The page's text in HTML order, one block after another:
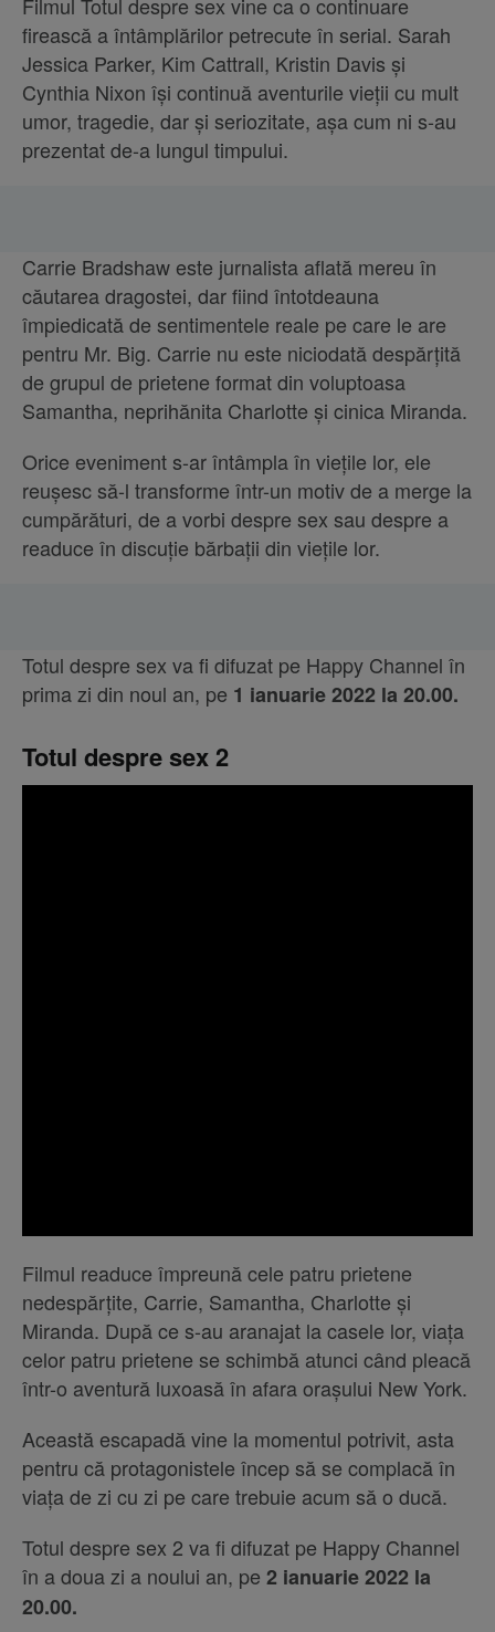
firească a întâmplărilor petrecute în serial. Sarah
Jessica Parker, Kim Cattrall, Kristin Davis și
Cynthia Nixon își continuă aventurile vieții cu mult
umor, tragedie, dar și seriozitate, așa cum ni s-au
prezentat de-a lungul timpului.
Carrie Bradshaw este jurnalista aflată mereu în
căutarea dragostei, dar fiind întotdeauna
împiedicată de sentimentele reale pe care le are
pentru Mr. Big. Carrie nu este niciodată despărțită
de grupul de prietene format din voluptoasa
Samantha, neprihănita Charlotte și cinica Miranda.
Orice eveniment s-ar întâmpla în viețile lor, ele
reușesc să-l transforme într-un motiv de a merge la
cumpărături, de a vorbi despre sex sau despre a
readuce în discuție bărbații din viețile lor.
Totul despre sex va fi difuzat pe Happy Channel în
prima zi din noul an, pe 1 ianuarie 2022 la 20.00.
Totul despre sex 2
Filmul readuce împreună cele patru prietene
nedespărțite, Carrie, Samantha, Charlotte și
Miranda. După ce s-au aranajat la casele lor, viața
celor patru prietene se schimbă atunci când pleacă
într-o aventură luxoasă în afara orașului New York.
Această escapadă vine la momentul potrivit, asta
pentru că protagonistele încep să se complacă în
viața de zi cu zi pe care trebuie acum să o ducă.
Totul despre sex 2 va fi difuzat pe Happy Channel
în a doua zi a noului an, pe 2 ianuarie 2022 la
20.00.